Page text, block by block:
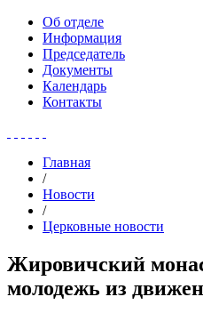
Об отделе
Информация
Председатель
Документы
Календарь
Контакты
Главная
/
Новости
/
Церковные новости
Жировичский
молодежь из